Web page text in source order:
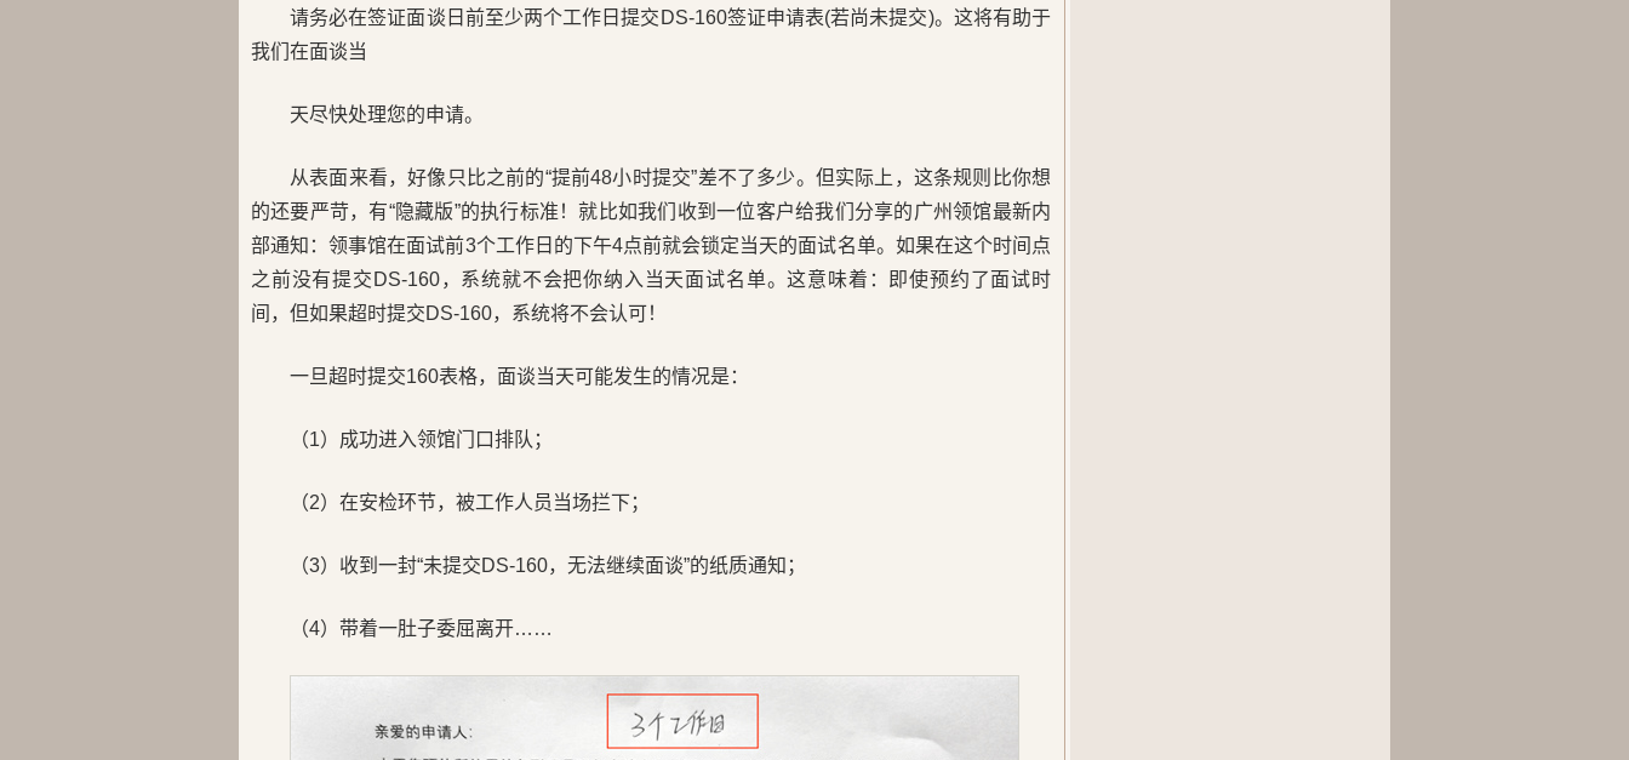
请务必在签证面谈日前至少两个工作日提交DS-160签证申请表(若尚未提交)。这将有助于
我们在面谈当
天尽快处理您的申请。
从表面来看，好像只比之前的“提前48小时提交”差不了多少。但实际上，这条规则比你想
的还要严苛，有“隐藏版”的执行标准！就比如我们收到一位客户给我们分享的广州领馆最新内
部通知：领事馆在面试前3个工作日的下午4点前就会锁定当天的面试名单。如果在这个时间点
之前没有提交DS-160，系统就不会把你纳入当天面试名单。这意味着：即使预约了面试时
间，但如果超时提交DS-160，系统将不会认可！
一旦超时提交160表格，面谈当天可能发生的情况是：
（1）成功进入领馆门口排队；
（2）在安检环节，被工作人员当场拦下；
（3）收到一封“未提交DS-160，无法继续面谈”的纸质通知；
（4）带着一肚子委屈离开……